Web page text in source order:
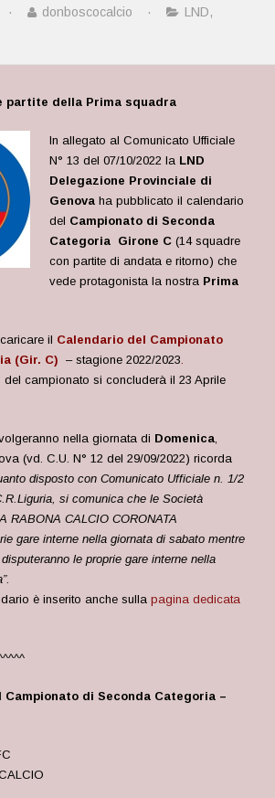
· donboscocalcio · LND,
partite della Prima squadra
In allegato al Comunicato Ufficiale
N° 13 del 07/10/2022 la LND
Delegazione Provinciale di
Genovaha pubblicato il calendario
del Campionato di Seconda
Categoria Girone C(14 squadre
con partite di andata e ritorno) che
vede protagonista la nostra Prima
il Calendario del Campionato
(Gir. C) – stagione 2022/2023.
del campionato si concluderà il 23 Aprile
nella giornata di Domenica,
(vd. C.U. N° 12 del 29/09/2022) ricorda
disposto con Comunicato Ufficiale n. 1/2
si comunica che le Società
RABONA CALCIO CORONATA
gare interne nella giornata di sabato mentre
le proprie gare interne nella
.
è inserito anche sulla pagina dedicata
Campionato di Seconda Categoria –